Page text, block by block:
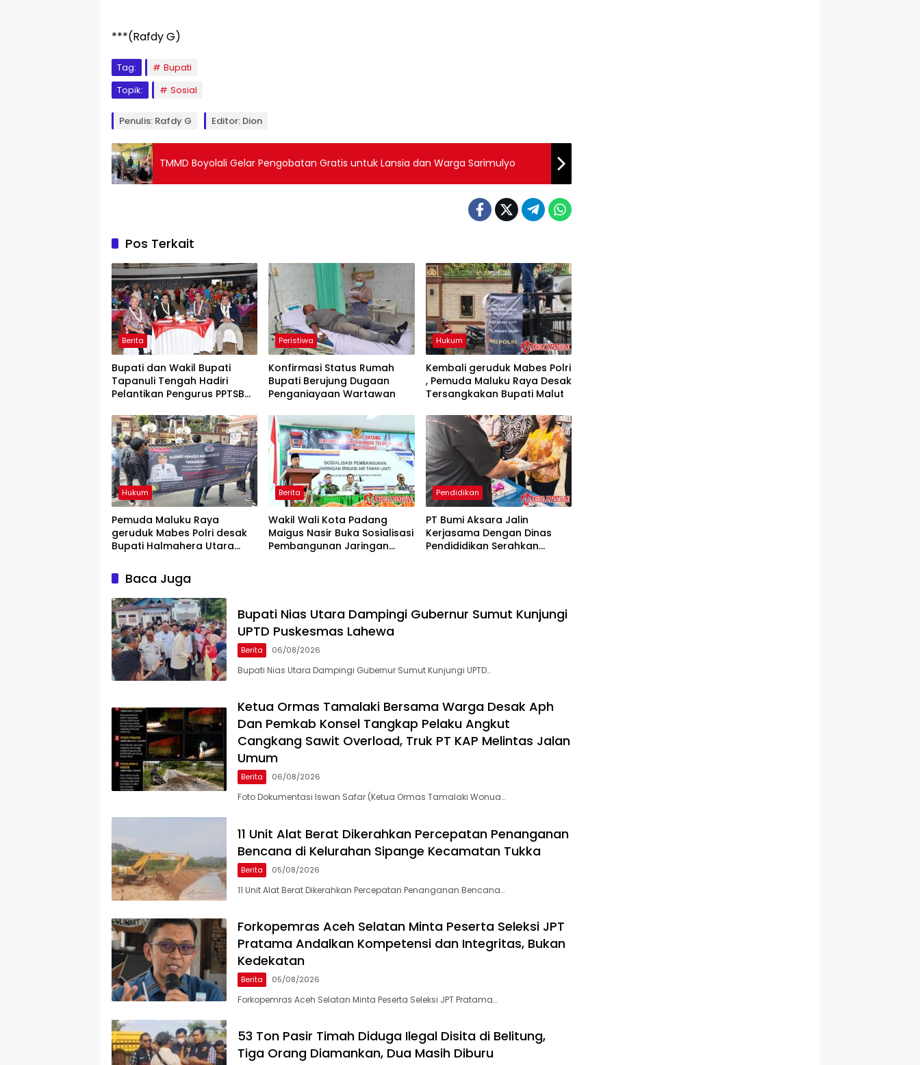
***(Rafdy G)
Tag:
Bupati
Topik:
Sosial
Penulis: Rafdy G Editor: Dion
TMMD Boyolali Gelar Pengobatan Gratis untuk Lansia dan Warga Sarimulyo
Pos Terkait
Berita
Bupati dan Wakil Bupati
Tapanuli Tengah Hadiri
Pelantikan Pengurus PPTSB
Peristiwa
Konfirmasi Status Rumah
Bupati Berujung Dugaan
Penganiayaan Wartawan
Hukum
Kembali geruduk Mabes Polri
, Pemuda Maluku Raya Desak
Tersangkakan Bupati Malut
Hukum
Pemuda Maluku Raya
geruduk Mabes Polri desak
Bupati Halmahera Utara
Berita
Wakil Wali Kota Padang
Maigus Nasir Buka Sosialisasi
Pembangunan Jaringan
Pendidikan
PT Bumi Aksara Jalin
Kerjasama Dengan Dinas
Pendididikan Serahkan
Baca Juga
Bupati Nias Utara Dampingi Gubernur Sumut Kunjungi
UPTD Puskesmas Lahewa
Berita 06/08/2026
Bupati Nias Utara Dampingi Gubernur Sumut Kunjungi UPTD…
Ketua Ormas Tamalaki Bersama Warga Desak Aph
Dan Pemkab Konsel Tangkap Pelaku Angkut
Cangkang Sawit Overload, Truk PT KAP Melintas Jalan
Umum
Berita 06/08/2026
Foto Dokumentasi Iswan Safar (Ketua Ormas Tamalaki Wonua…
11 Unit Alat Berat Dikerahkan Percepatan Penanganan
Bencana di Kelurahan Sipange Kecamatan Tukka
Berita 05/08/2026
11 Unit Alat Berat Dikerahkan Percepatan Penanganan Bencana…
Forkopemras Aceh Selatan Minta Peserta Seleksi JPT
Pratama Andalkan Kompetensi dan Integritas, Bukan
Kedekatan
Berita 05/08/2026
Forkopemras Aceh Selatan Minta Peserta Seleksi JPT Pratama…
53 Ton Pasir Timah Diduga Ilegal Disita di Belitung,
Tiga Orang Diamankan, Dua Masih Diburu